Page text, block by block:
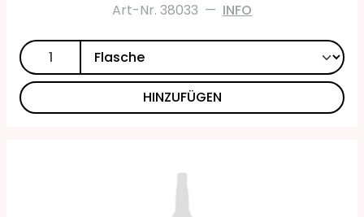
Art-Nr. 38033 — INFO
HINZUFÜGEN